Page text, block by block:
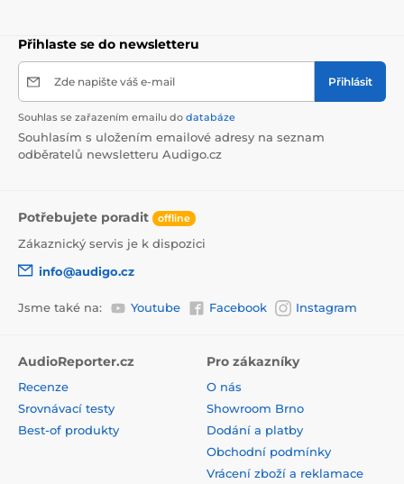
Přihlaste se do newsletteru
Zde napište váš e-mail Přihlásit
Souhlas se zařazením emailu do databáze
Souhlasím s uložením emailové adresy na seznam
odběratelů newsletteru Audigo.cz
Potřebujete poradit offline
Zákaznický servis je k dispozici
info@audigo.cz
Jsme také na: Youtube Facebook Instagram
AudioReporter.cz
Recenze
Srovnávací testy
Best-of produkty
Pro zákazníky
O nás
Showroom Brno
Dodání a platby
Obchodní podmínky
Vrácení zboží a reklamace